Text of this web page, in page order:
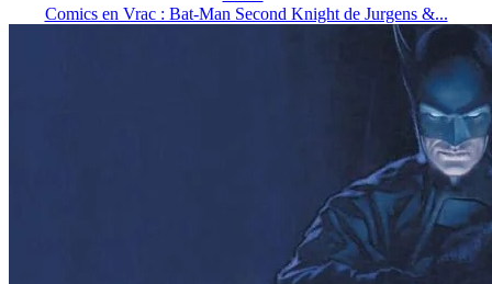
Comics en Vrac : Bat-Man Second Knight de Jurgens &...